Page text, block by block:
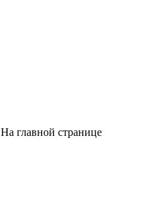
На главной странице